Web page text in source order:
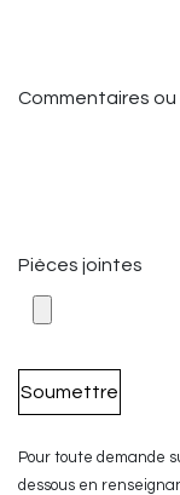
Commentaires
Pièces jointes
Soumettre
Pour toute demande
dessous en